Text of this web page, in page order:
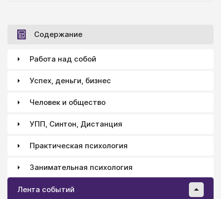
Содержание
Работа над собой
Успех, деньги, бизнес
Человек и общество
УПП, Синтон, Дистанция
Практическая психология
Занимательная психология
Лента событий